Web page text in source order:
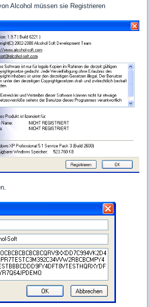
Alcohol müssen sie Registrieren